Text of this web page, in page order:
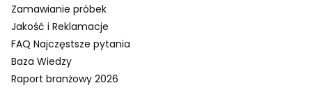
Zamawianie próbek
Jakość i Reklamacje
FAQ Najczęstsze pytania
Baza Wiedzy
Raport branżowy 2026